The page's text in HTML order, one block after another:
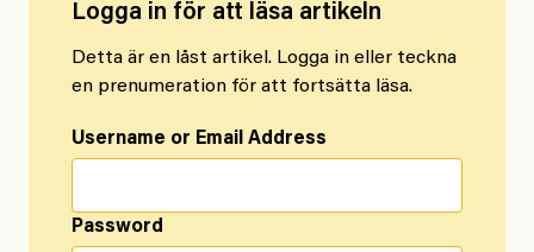
Logga in för att läsa artikeln
Detta är en låst artikel. Logga in eller teckna
en prenumeration för att fortsätta läsa.
Username or Email Address
Password